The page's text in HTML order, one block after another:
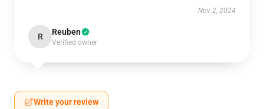
Nov 2, 2024
R Reuben
Verified owner
Write your review